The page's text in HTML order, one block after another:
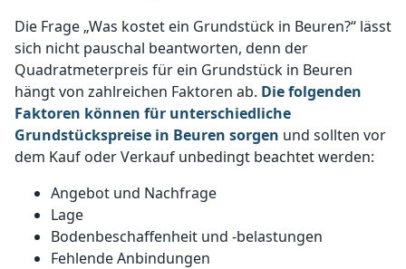
Die Frage „Was kostet ein Grundstück in Beuren?“ lässt
sich nicht pauschal beantworten, denn der
Quadratmeterpreis für ein Grundstück in Beuren
hängt von zahlreichen Faktoren ab. Die folgenden
Faktoren können für unterschiedliche
Grundstückspreise in Beuren sorgen und sollten vor
dem Kauf oder Verkauf unbedingt beachtet werden:
Angebot und Nachfrage
Lage
Bodenbeschaffenheit und -belastungen
Fehlende Anbindungen